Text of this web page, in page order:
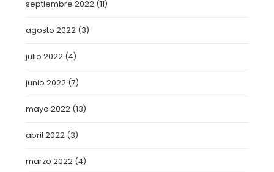
septiembre 2022 (11)
agosto 2022 (3)
julio 2022 (4)
junio 2022 (7)
mayo 2022 (13)
abril 2022 (3)
marzo 2022 (4)